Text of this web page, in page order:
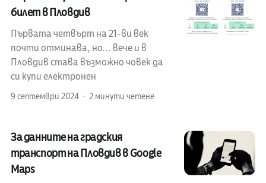
билет в Пловдив
Първата четвърт на 21-ви век
почти отминава, но... вече и в
Пловдив става възможно човек да
си купи електронен
9 септември 2024 2 минути четене
За данните на градския
транспорт на Пловдив в Google
Maps